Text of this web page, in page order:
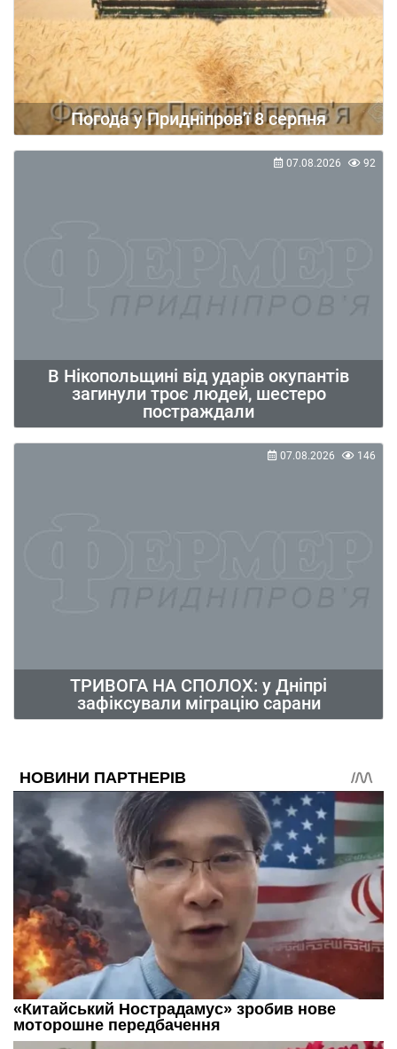
Погода у Придніпров'ї 8 серпня
В Нікопольщині від ударів окупантів
загинули троє людей, шестеро
постраждали
07.08.2026 92
ТРИВОГА НА СПОЛОХ: у Дніпрі
зафіксували міграцію сарани
07.08.2026 146